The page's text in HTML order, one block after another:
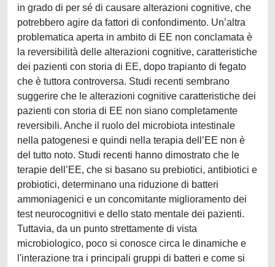
in grado di per sé di causare alterazioni cognitive, che
potrebbero agire da fattori di confondimento. Un’altra
problematica aperta in ambito di EE non conclamata è
la reversibilità delle alterazioni cognitive, caratteristiche
dei pazienti con storia di EE, dopo trapianto di fegato
che è tuttora controversa. Studi recenti sembrano
suggerire che le alterazioni cognitive caratteristiche dei
pazienti con storia di EE non siano completamente
reversibili. Anche il ruolo del microbiota intestinale
nella patogenesi e quindi nella terapia dell’EE non è
del tutto noto. Studi recenti hanno dimostrato che le
terapie dell’EE, che si basano su prebiotici, antibiotici e
probiotici, determinano una riduzione di batteri
ammoniagenici e un concomitante miglioramento dei
test neurocognitivi e dello stato mentale dei pazienti.
Tuttavia, da un punto strettamente di vista
microbiologico, poco si conosce circa le dinamiche e
l'interazione tra i principali gruppi di batteri e come si